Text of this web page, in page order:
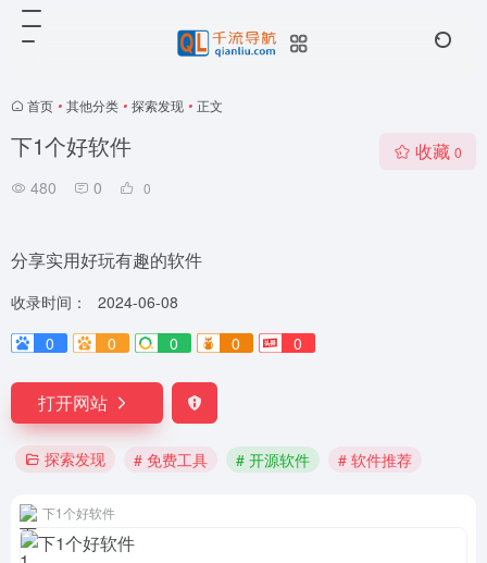
首页 • 其他分类 • 探索发现 • 正文
下1个好软件
480 0 0
收藏 0
分享实用好玩有趣的软件
收录时间：
2024-06-08
0
0 0 0 0
打开网站
探索发现 # 免费工具 # 开源软件 # 软件推荐
下1个好软件